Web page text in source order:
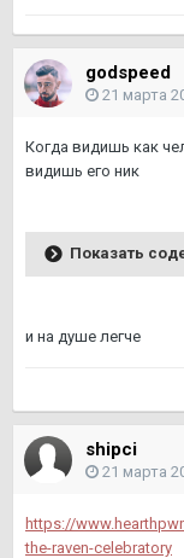
godspeed
21 марта
Когда видишь как
видишь его ник
Показать
и на душе легче
shipci
21 марта
https://
the-raven-celebratory